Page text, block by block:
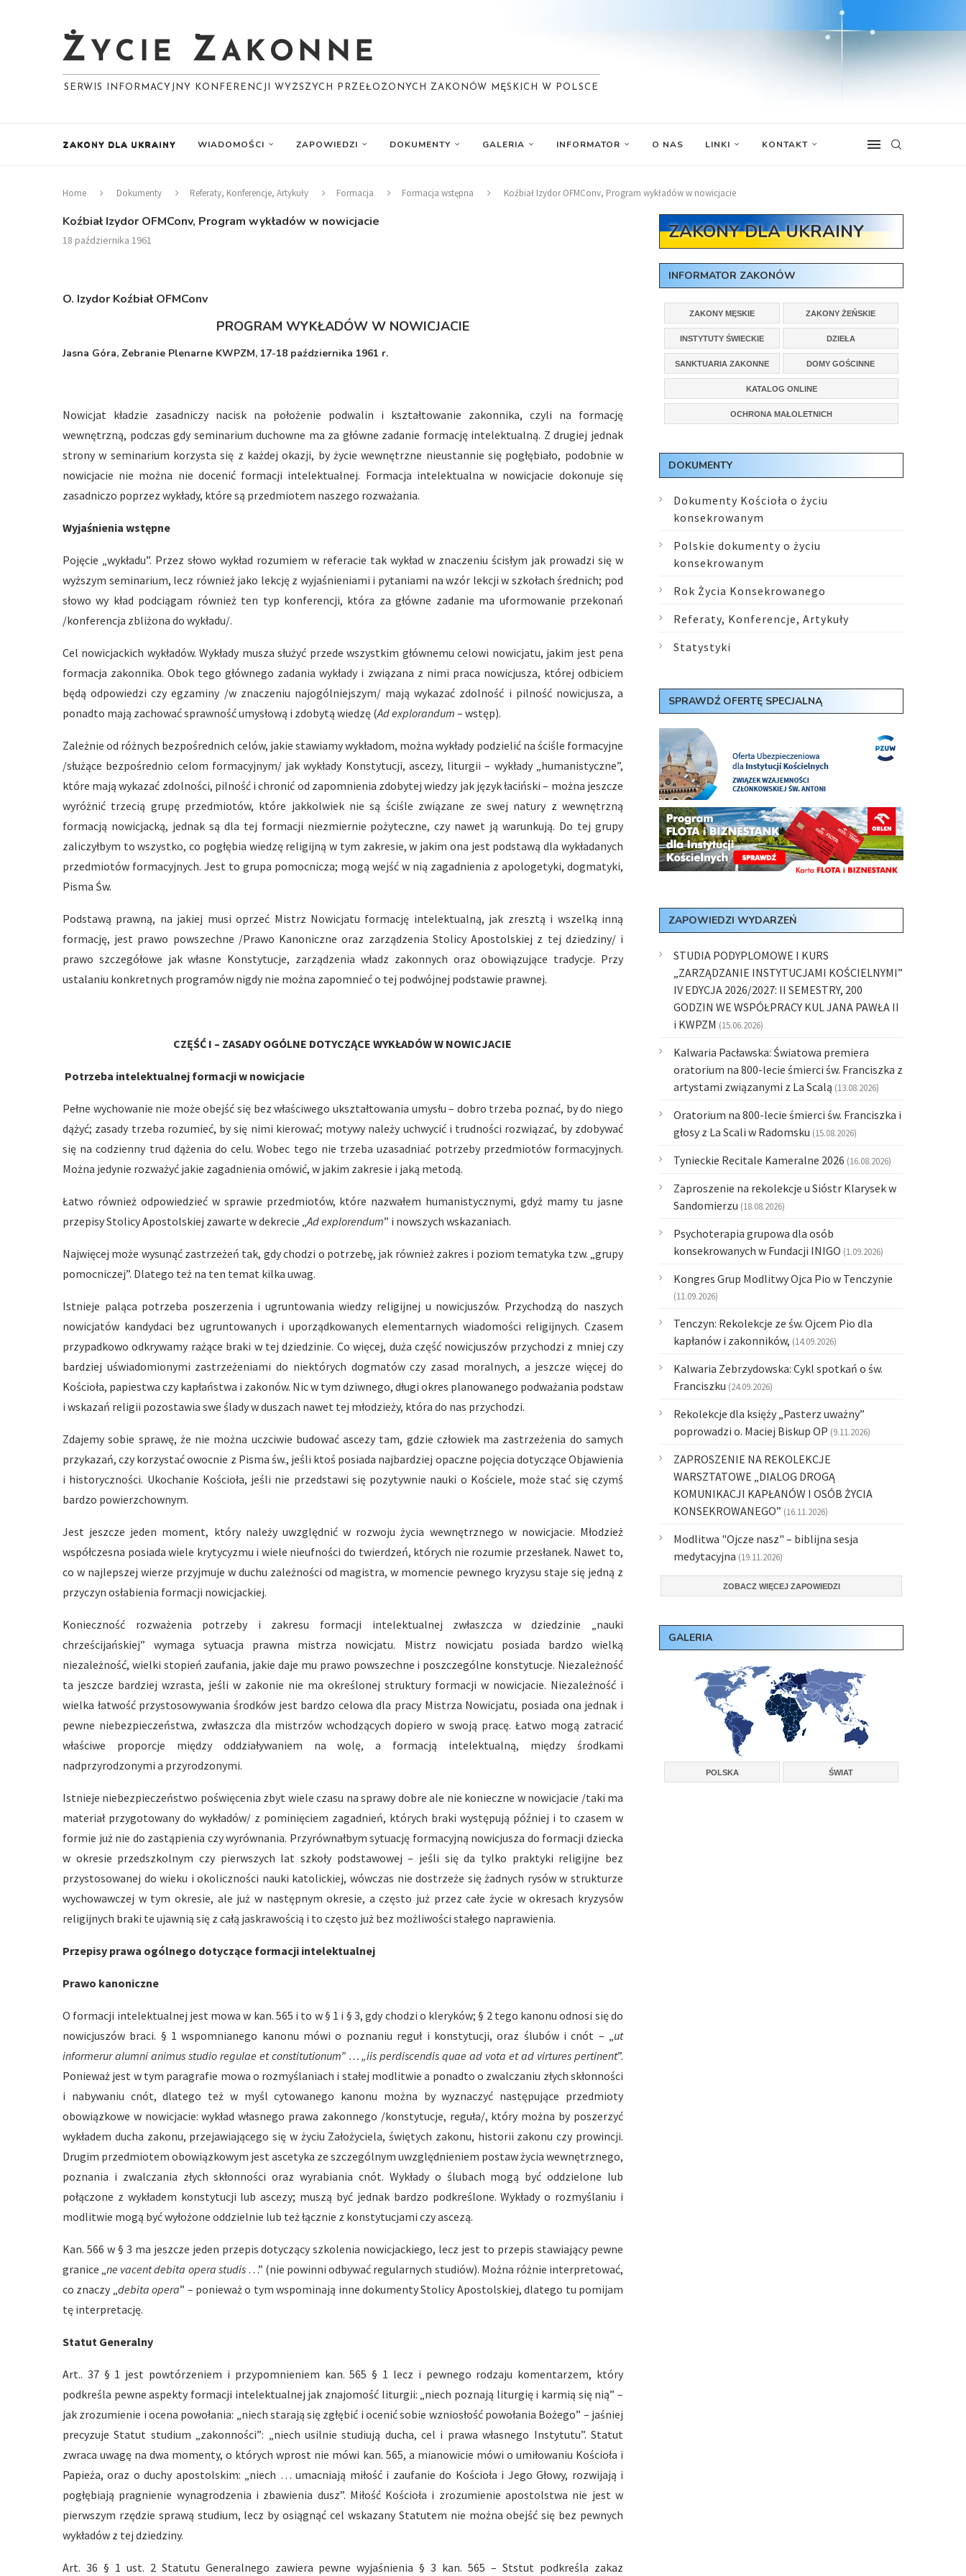
SERWIS INFORMACYJNY KONFERENCJI WYŻSZYCH PRZEŁOŻONYCH ZAKONÓW MĘSKICH W POLSCE
ZAKONY DLA UKRAINY WIADOMOŚCI ZAPOWIEDZI DOKUMENTY GALERIA INFORMATOR O NAS LINKI KONTAKT
Home Dokumenty Referaty, Konferencje, Artykuły Formacja Formacja wstępna Koźbiał Izydor OFMConv, Program wykładów w nowicjacie
Koźbiał Izydor OFMConv, Program wykładów w nowicjacie
18 października 1961
O. Izydor Koźbiał OFMConv
PROGRAM WYKŁADÓW W NOWICJACIE
Jasna Góra, Zebranie Plenarne KWPZM, 17-18 października 1961 r.
Nowicjat kładzie zasadniczy nacisk na położenie podwalin i kształtowanie zakonnika, czyli na formację
wewnętrzną, podczas gdy seminarium duchowne ma za główne zadanie formację intelektualną. Z drugiej jednak
strony w seminarium korzysta się z każdej okazji, by życie wewnętrzne nieustannie się pogłębiało, podobnie w
nowicjacie nie można nie docenić formacji intelektualnej. Formacja intelektualna w nowicjacie dokonuje się
zasadniczo poprzez wykłady, które są przedmiotem naszego rozważania.
Wyjaśnienia wstępne
Pojęcie „wykładu”. Przez słowo wykład rozumiem w referacie tak wykład w znaczeniu ścisłym jak prowadzi się w
wyższym seminarium, lecz również jako lekcję z wyjaśnieniami i pytaniami na wzór lekcji w szkołach średnich; pod
słowo wy kład podciągam również ten typ konferencji, która za główne zadanie ma uformowanie przekonań
/konferencja zbliżona do wykładu/.
Cel nowicjackich wykładów. Wykłady musza służyć przede wszystkim głównemu celowi nowicjatu, jakim jest pena
formacja zakonnika. Obok tego głównego zadania wykłady i związana z nimi praca nowicjusza, której odbiciem
będą odpowiedzi czy egzaminy /w znaczeniu najogólniejszym/ mają wykazać zdolność i pilność nowicjusza, a
ponadto mają zachować sprawność umysłową i zdobytą wiedzę (Ad explorandum – wstęp).
Zależnie od różnych bezpośrednich celów, jakie stawiamy wykładom, można wykłady podzielić na ściśle formacyjne
/służące bezpośrednio celom formacyjnym/ jak wykłady Konstytucji, ascezy, liturgii – wykłady „humanistyczne”,
które mają wykazać zdolności, pilność i chronić od zapomnienia zdobytej wiedzy jak język łaciński – można jeszcze
wyróżnić trzecią grupę przedmiotów, które jakkolwiek nie są ściśle związane ze swej natury z wewnętrzną
formacją nowicjacką, jednak są dla tej formacji niezmiernie pożyteczne, czy nawet ją warunkują. Do tej grupy
zaliczyłbym to wszystko, co pogłębia wiedzę religijną w tym zakresie, w jakim ona jest podstawą dla wykładanych
przedmiotów formacyjnych. Jest to grupa pomocnicza; mogą wejść w nią zagadnienia z apologetyki, dogmatyki,
Pisma Św.
Podstawą prawną, na jakiej musi oprzeć Mistrz Nowicjatu formację intelektualną, jak zresztą i wszelką inną
formację, jest prawo powszechne /Prawo Kanoniczne oraz zarządzenia Stolicy Apostolskiej z tej dziedziny/ i
prawo szczegółowe jak własne Konstytucje, zarządzenia władz zakonnych oraz obowiązujące tradycje. Przy
ustalaniu konkretnych programów nigdy nie można zapomnieć o tej podwójnej podstawie prawnej.
CZĘŚĆ I – ZASADY OGÓLNE DOTYCZĄCE WYKŁADÓW W NOWICJACIE
Potrzeba intelektualnej formacji w nowicjacie
Pełne wychowanie nie może obejść się bez właściwego ukształtowania umysłu – dobro trzeba poznać, by do niego
dążyć; zasady trzeba rozumieć, by się nimi kierować; motywy należy uchwycić i trudności rozwiązać, by zdobywać
się na codzienny trud dążenia do celu. Wobec tego nie trzeba uzasadniać potrzeby przedmiotów formacyjnych.
Można jedynie rozważyć jakie zagadnienia omówić, w jakim zakresie i jaką metodą.
Łatwo również odpowiedzieć w sprawie przedmiotów, które nazwałem humanistycznymi, gdyż mamy tu jasne
przepisy Stolicy Apostolskiej zawarte w dekrecie „Ad explorendum” i nowszych wskazaniach.
Najwięcej może wysunąć zastrzeżeń tak, gdy chodzi o potrzebę, jak również zakres i poziom tematyka tzw. „grupy
pomocniczej”. Dlatego też na ten temat kilka uwag.
Istnieje paląca potrzeba poszerzenia i ugruntowania wiedzy religijnej u nowicjuszów. Przychodzą do naszych
nowicjatów kandydaci bez ugruntowanych i uporządkowanych elementarnych wiadomości religijnych. Czasem
przypadkowo odkrywamy rażące braki w tej dziedzinie. Co więcej, duża część nowicjuszów przychodzi z mniej czy
bardziej uświadomionymi zastrzeżeniami do niektórych dogmatów czy zasad moralnych, a jeszcze więcej do
Kościoła, papiestwa czy kapłaństwa i zakonów. Nic w tym dziwnego, długi okres planowanego podważania podstaw
i wskazań religii pozostawia swe ślady w duszach nawet tej młodzieży, która do nas przychodzi.
Zdajemy sobie sprawę, że nie można uczciwie budować ascezy tam, gdzie człowiek ma zastrzeżenia do samych
przykazań, czy korzystać owocnie z Pisma św., jeśli ktoś posiada najbardziej opaczne pojęcia dotyczące Objawienia
i historyczności. Ukochanie Kościoła, jeśli nie przedstawi się pozytywnie nauki o Kościele, może stać się czymś
bardzo powierzchownym.
Jest jeszcze jeden moment, który należy uwzględnić w rozwoju życia wewnętrznego w nowicjacie. Młodzież
współczesna posiada wiele krytycyzmu i wiele nieufności do twierdzeń, których nie rozumie przesłanek. Nawet to,
co w najlepszej wierze przyjmuje w duchu zależności od magistra, w momencie pewnego kryzysu staje się jedną z
przyczyn osłabienia formacji nowicjackiej.
Konieczność rozważenia potrzeby i zakresu formacji intelektualnej zwłaszcza w dziedzinie „nauki
chrześcijańskiej” wymaga sytuacja prawna mistrza nowicjatu. Mistrz nowicjatu posiada bardzo wielką
niezależność, wielki stopień zaufania, jakie daje mu prawo powszechne i poszczególne konstytucje. Niezależność
ta jeszcze bardziej wzrasta, jeśli w zakonie nie ma określonej struktury formacji w nowicjacie. Niezależność i
wielka łatwość przystosowywania środków jest bardzo celowa dla pracy Mistrza Nowicjatu, posiada ona jednak i
pewne niebezpieczeństwa, zwłaszcza dla mistrzów wchodzących dopiero w swoją pracę. Łatwo mogą zatracić
właściwe proporcje między oddziaływaniem na wolę, a formacją intelektualną, między środkami
nadprzyrodzonymi a przyrodzonymi.
Istnieje niebezpieczeństwo poświęcenia zbyt wiele czasu na sprawy dobre ale nie konieczne w nowicjacie /taki ma
materiał przygotowany do wykładów/ z pominięciem zagadnień, których braki występują później i to czasem w
formie już nie do zastąpienia czy wyrównania. Przyrównałbym sytuację formacyjną nowicjusza do formacji dziecka
w okresie przedszkolnym czy pierwszych lat szkoły podstawowej – jeśli się da tylko praktyki religijne bez
przystosowanej do wieku i okoliczności nauki katolickiej, wówczas nie dostrzeże się żadnych rysów w strukturze
wychowawczej w tym okresie, ale już w następnym okresie, a często już przez całe życie w okresach kryzysów
religijnych braki te ujawnią się z całą jaskrawością i to często już bez możliwości stałego naprawienia.
Przepisy prawa ogólnego dotyczące formacji intelektualnej
Prawo kanoniczne
O formacji intelektualnej jest mowa w kan. 565 i to w § 1 i § 3, gdy chodzi o kleryków; § 2 tego kanonu odnosi się do
nowicjuszów braci. § 1 wspomnianego kanonu mówi o poznaniu reguł i konstytucji, oraz ślubów i cnót – „ut
informerur alumni animus studio regulae et constitutionum” … „iis perdiscendis quae ad vota et ad virtures pertinent”.
Ponieważ jest w tym paragrafie mowa o rozmyślaniach i stałej modlitwie a ponadto o zwalczaniu złych skłonności
i nabywaniu cnót, dlatego też w myśl cytowanego kanonu można by wyznaczyć następujące przedmioty
obowiązkowe w nowicjacie: wykład własnego prawa zakonnego /konstytucje, reguła/, który można by poszerzyć
wykładem ducha zakonu, przejawiającego się w życiu Założyciela, świętych zakonu, historii zakonu czy prowincji.
Drugim przedmiotem obowiązkowym jest ascetyka ze szczególnym uwzględnieniem postaw życia wewnętrznego,
poznania i zwalczania złych skłonności oraz wyrabiania cnót. Wykłady o ślubach mogą być oddzielone lub
połączone z wykładem konstytucji lub ascezy; muszą być jednak bardzo podkreślone. Wykłady o rozmyślaniu i
modlitwie mogą być wyłożone oddzielnie lub też łącznie z konstytucjami czy ascezą.
Kan. 566 w § 3 ma jeszcze jeden przepis dotyczący szkolenia nowicjackiego, lecz jest to przepis stawiający pewne
granice „ne vacent debita opera studis…” (nie powinni odbywać regularnych studiów). Można różnie interpretować,
co znaczy „debita opera” – ponieważ o tym wspominają inne dokumenty Stolicy Apostolskiej, dlatego tu pomijam
tę interpretację.
Statut Generalny
Art.. 37 § 1 jest powtórzeniem i przypomnieniem kan. 565 § 1 lecz i pewnego rodzaju komentarzem, który
podkreśla pewne aspekty formacji intelektualnej jak znajomość liturgii: „niech poznają liturgię i karmią się nią” –
jak zrozumienie i ocena powołania: „niech starają się zgłębić i ocenić sobie wzniosłość powołania Bożego” – jaśniej
precyzuje Statut studium „zakonności”: „niech usilnie studiują ducha, cel i prawa własnego Instytutu”. Statut
zwraca uwagę na dwa momenty, o których wprost nie mówi kan. 565, a mianowicie mówi o umiłowaniu Kościoła i
Papieża, oraz o duchy apostolskim: „niech … umacniają miłość i zaufanie do Kościoła i Jego Głowy, rozwijają i
pogłębiają pragnienie wynagrodzenia i zbawienia dusz”. Miłość Kościoła i zrozumienie apostolstwa nie jest w
pierwszym rzędzie sprawą studium, lecz by osiągnąć cel wskazany Statutem nie można obejść się bez pewnych
wykładów z tej dziedziny.
Art. 36 § 1 ust. 2 Statutu Generalnego zawiera pewne wyjaśnienia § 3 kan. 565 – Ststut podkreśla zakaz
ZAKONY DLA UKRAINY
INFORMATOR ZAKONÓW
ZAKONY MĘSKIE ZAKONY ŻEŃSKIE
INSTYTUTY ŚWIECKIE DZIEŁA
SANKTUARIA ZAKONNE DOMY GOŚCINNE
KATALOG ONLINE
OCHRONA MAŁOLETNICH
DOKUMENTY
Dokumenty Kościoła o życiu
konsekrowanym
Polskie dokumenty o życiu
konsekrowanym
Rok Życia Konsekrowanego
Referaty, Konferencje, Artykuły
Statystyki
SPRAWDŹ OFERTĘ SPECJALNĄ
ZAPOWIEDZI WYDARZEŃ
STUDIA PODYPLOMOWE I KURS
„ZARZĄDZANIE INSTYTUCJAMI KOŚCIELNYMI”
IV EDYCJA 2026/2027: II SEMESTRY, 200
GODZIN WE WSPÓŁPRACY KUL JANA PAWŁA II
i KWPZM (15.06.2026)
Kalwaria Pacławska: Światowa premiera
oratorium na 800-lecie śmierci św. Franciszka z
artystami związanymi z La Scalą (13.08.2026)
Oratorium na 800-lecie śmierci św. Franciszka i
głosy z La Scali w Radomsku (15.08.2026)
Tynieckie Recitale Kameralne 2026 (16.08.2026)
Zaproszenie na rekolekcje u Sióstr Klarysek w
Sandomierzu (18.08.2026)
Psychoterapia grupowa dla osób
konsekrowanych w Fundacji INIGO (1.09.2026)
Kongres Grup Modlitwy Ojca Pio w Tenczynie
(11.09.2026)
Tenczyn: Rekolekcje ze św. Ojcem Pio dla
kapłanów i zakonników, (14.09.2026)
Kalwaria Zebrzydowska: Cykl spotkań o św.
Franciszku (24.09.2026)
Rekolekcje dla księży „Pasterz uważny”
poprowadzi o. Maciej Biskup OP (9.11.2026)
ZAPROSZENIE NA REKOLEKCJE
WARSZTATOWE „DIALOG DROGĄ
KOMUNIKACJI KAPŁANÓW I OSÓB ŻYCIA
KONSEKROWANEGO” (16.11.2026)
Modlitwa "Ojcze nasz" – biblijna sesja
medytacyjna (19.11.2026)
ZOBACZ WIĘCEJ ZAPOWIEDZI
GALERIA
POLSKA ŚWIAT